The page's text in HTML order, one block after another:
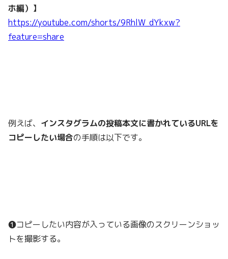
ホ編）】
https://youtube.com/shorts/9RhlW_dYkxw?
feature=share
例えば、 インスタグラムの投稿本文に書かれているURLを
コピーしたい場合の手順は以下です。
❶コピーしたい内容が入っている画像のスクリーンショッ
トを撮影する。